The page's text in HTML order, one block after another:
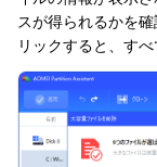
スが得られるかを
リックすると、す